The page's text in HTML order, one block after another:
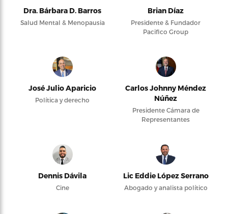
Dra. Bárbara D. Barros
Salud Mental & Menopausia
Brian Díaz
Presidente & Fundador
Pacifico Group
José Julio Aparicio
Política y derecho
Carlos Johnny Méndez
Núñez
Presidente Cámara de
Representantes
Dennis Dávila
Cine
Lic Eddie López Serrano
Abogado y analista político